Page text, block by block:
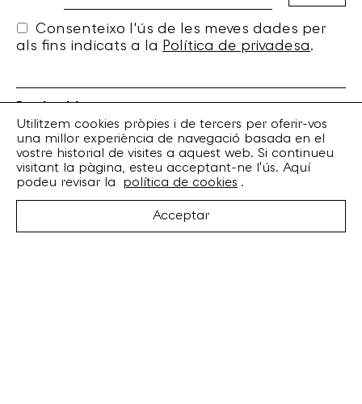
Consenteixo l'ús de les meves dades per
als fins indicats a la Política de privadesa.
Torrent de l’Olla, 203 Local 1
08012 Barcelona
+34 932 070 164
bankrobber@bankrobber.net
Utilitzem cookies pròpies i de tercers per oferir-vos
una millor experiència de navegació basada en el
vostre historial de visites a aquest web. Si continueu
visitant la pàgina, esteu acceptant-ne l'ús. Aquí
podeu revisar la
política de cookies .
Acceptar